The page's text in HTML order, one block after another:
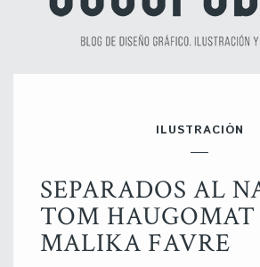
ILUSTRACIÓN
SEPARADOS AL
TOM HAUGOMAT
MALIKA FAVRE